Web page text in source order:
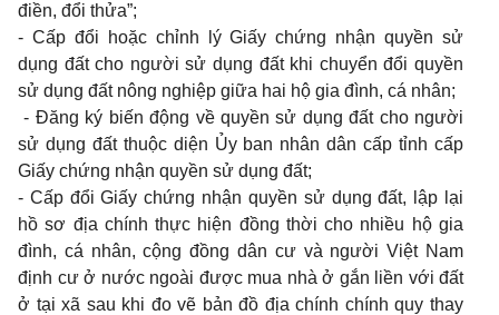
điền, đổi thửa”;
- Cấp đổi hoặc chỉnh lý Giấy chứng nhận quyền sử
dụng đất cho người sử dụng đất khi chuyển đổi quyền
sử dụng đất nông nghiệp giữa hai hộ gia đình, cá nhân;
- Đăng ký biến động về quyền sử dụng đất cho người
sử dụng đất thuộc diện Ủy ban nhân dân cấp tỉnh cấp
Giấy chứng nhận quyền sử dụng đất;
- Cấp đổi Giấy chứng nhận quyền sử dụng đất, lập lại
hồ sơ địa chính thực hiện đồng thời cho nhiều hộ gia
đình, cá nhân, cộng đồng dân cư và người Việt Nam
định cư ở nước ngoài được mua nhà ở gắn liền với đất
ở tại xã sau khi đo vẽ bản đồ địa chính chính quy thay